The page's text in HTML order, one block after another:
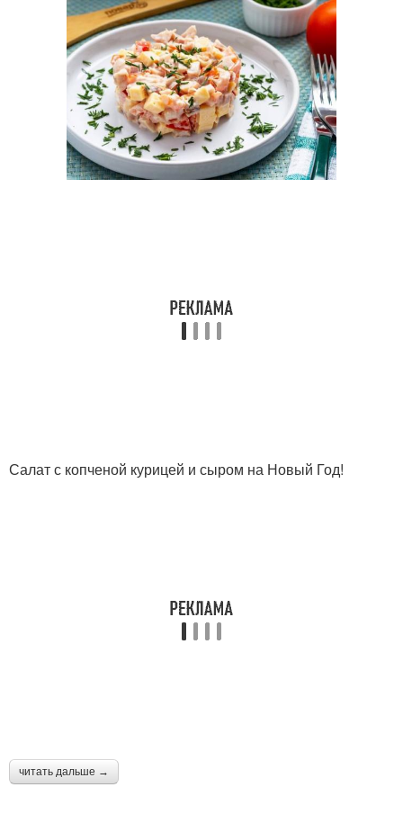
"цезарь с копченой
курицей
Салат с копченым
окорочком
Салат с копчеными
окорочками
Копченые окорочки
Салат с копченой курицей и сыром на Новый Год!
читать дальше →